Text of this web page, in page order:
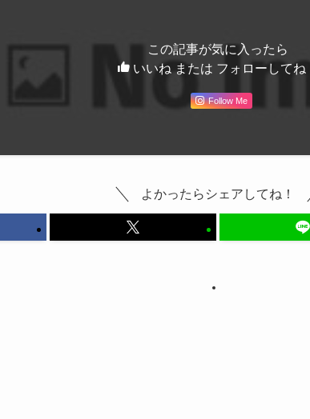
この記事が気に入ったら
いいね または フォローしてね
Follow Me
よかったらシェアしてね！